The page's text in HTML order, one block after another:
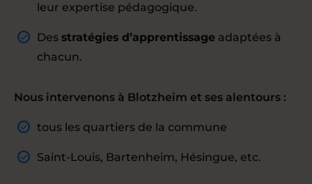
leur expertise pédagogique.
Des stratégies d’apprentissage adaptées à
chacun.
Nous intervenons à Blotzheim et ses alentours :
tous les quartiers de la commune
Saint-Louis, Bartenheim, Hésingue, etc.